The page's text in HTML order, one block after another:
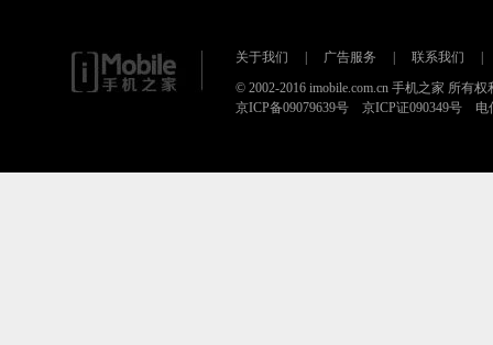
关于我们 广告服务 联系我们
© 2002-2016 imobile.com.cn 手机之家 所有权
京ICP备09079639号 京ICP证090349号 电